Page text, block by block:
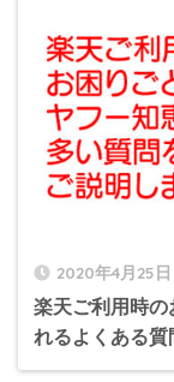
2020年4月25日
楽天ご利用時の
れるよくある